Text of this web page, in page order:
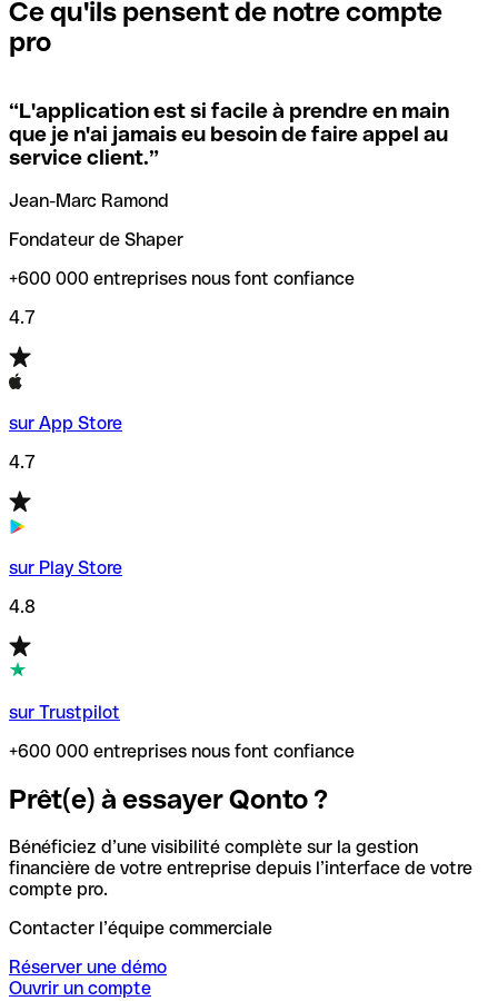
signifie que vous avez le code de l'une des succursales
locales.
Si vous n'êtes pas sûr du code SWIFT que vous devriez
utiliser, nous avons développé un outil de recherche de
codes SWIFT par nom de banque.
vérification/recherche de codes SWIFT. Ainsi, vous pouvez
trouver et vérifier vos codes SWIFT avant de réaliser vos
transferts d’argent.
Ce qu'ils pensent de notre compte
pro
“L'application est si facile à prendre en main
que je n'ai jamais eu besoin de faire appel au
service client.”
Jean-Marc Ramond
Fondateur de Shaper
+600 000 entreprises nous font confiance
4.7
sur App Store
4.7
sur Play Store
4.8
sur Trustpilot
+600 000 entreprises nous font confiance
Prêt(e) à essayer Qonto ?
Bénéficiez d’une visibilité complète sur la gestion
financière de votre entreprise depuis l’interface de votre
compte pro.
Contacter l’équipe commerciale
Réserver une démo
Ouvrir un compte